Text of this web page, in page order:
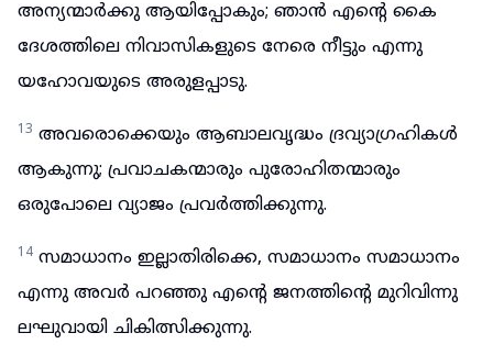
അന്യന്മാർക്കു ആയിപ്പോകും; ഞാൻ എന്റെ കൈ
ദേശത്തിലെ നിവാസികളുടെ നേരെ നീട്ടും എന്നു
യഹോവയുടെ അരുളപ്പാടു.
13 അവരൊക്കെയും ആബാലവൃദ്ധം ദ്രവ്യാഗ്രഹികൾ
ആകുന്നു; പ്രവാചകന്മാരും പുരോഹിതന്മാരും
ഒരുപോലെ വ്യാജം പ്രവർത്തിക്കുന്നു.
14 സമാധാനം ഇല്ലാതിരിക്കെ, സമാധാനം സമാധാനം
എന്നു അവർ പറഞ്ഞു എന്റെ ജനത്തിന്റെ മുറിവിന്നു
ലഘുവായി ചികിത്സിക്കുന്നു.